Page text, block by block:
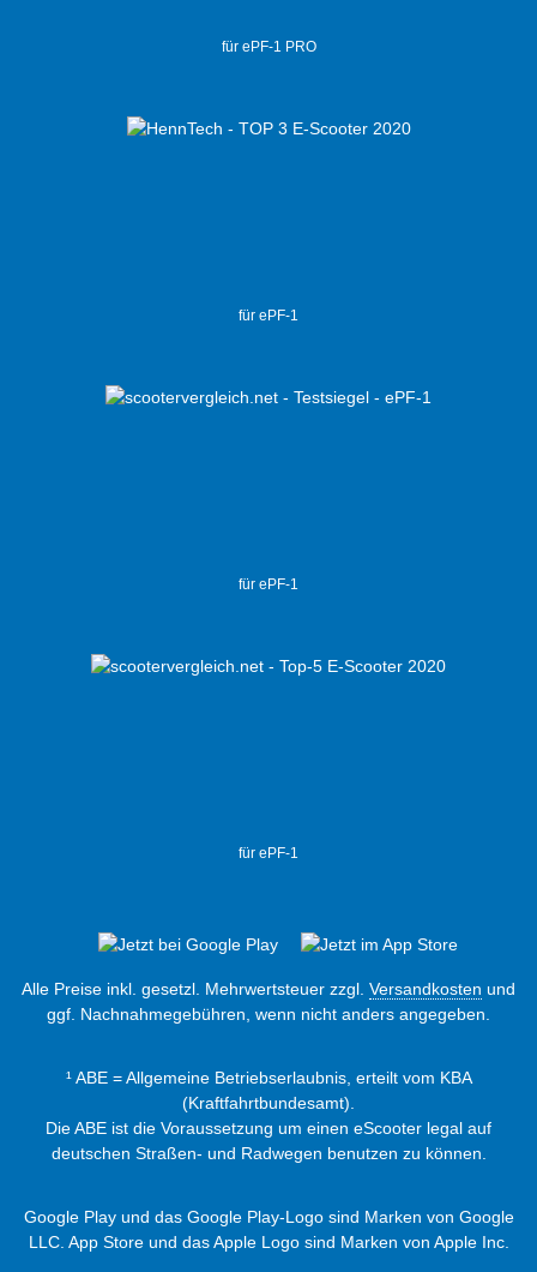
für ePF-1 PRO
für ePF-1
für ePF-1
für ePF-1
Alle Preise inkl. gesetzl. Mehrwertsteuer zzgl. Versandkosten und
ggf. Nachnahmegebühren, wenn nicht anders angegeben.
¹ ABE = Allgemeine Betriebserlaubnis, erteilt vom KBA
(Kraftfahrtbundesamt).
Die ABE ist die Voraussetzung um einen eScooter legal auf
deutschen Straßen- und Radwegen benutzen zu können.
Google Play und das Google Play-Logo sind Marken von Google
LLC. App Store und das Apple Logo sind Marken von Apple Inc.